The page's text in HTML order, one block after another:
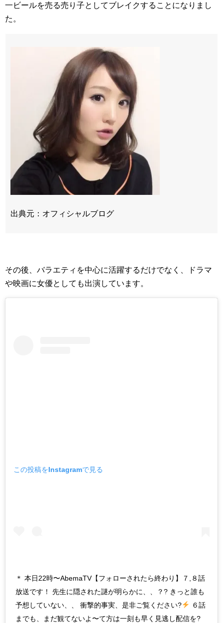
一ビールを売る売り子としてブレイクすることになりまし
た。
出典元：オフィシャルブログ
その後、バラエティを中心に活躍するだけでなく、ドラマ
や映画に女優としても出演しています。
この投稿をInstagramで見る
＊ 本日22時〜AbemaTV【フォローされたら終わり】７,８話
放送です！ 先生に隠された謎が明らかに、、？? きっと誰も
予想していない、、 衝撃的事実、是非ご覧ください?
６話
までも、まだ観てないよ〜て方は一刻も早く見逃し配信を?‍